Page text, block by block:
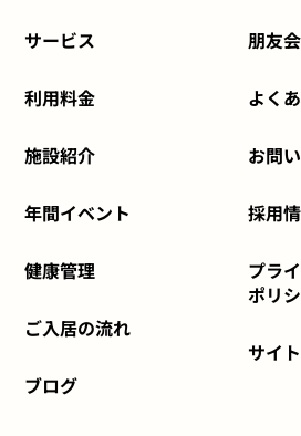
サービス
利用料金
施設紹介
年間イベント
健康管理
ご入居の流れ
ブログ
朋友
よく
お問
採用
プラ
ポリ
サイ